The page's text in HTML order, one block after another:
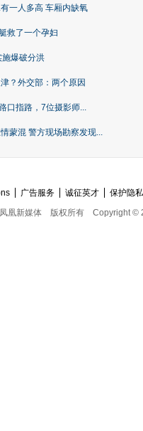
一人多高 车厢内缺氧
救了一个孕妇
爆破分洪
？外交部：两个原因
口指路，7位摄影师...
蒙混 警方现场勘察发现...
广告服务 诚征英才
保护隐
凤凰新媒体
版权所有 Copyright ©